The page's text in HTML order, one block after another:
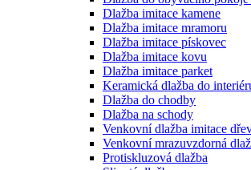
Dlažba imitace kamene
Dlažba imitace mramoru
Dlažba imitace pískovec
Dlažba imitace kovu
Dlažba imitace parket
Keramická dlažba do
Dlažba do chodby
Dlažba na schody
Venkovní dlažba imitace
Venkovní mrazuvzdorná
Protiskluzová dlažba